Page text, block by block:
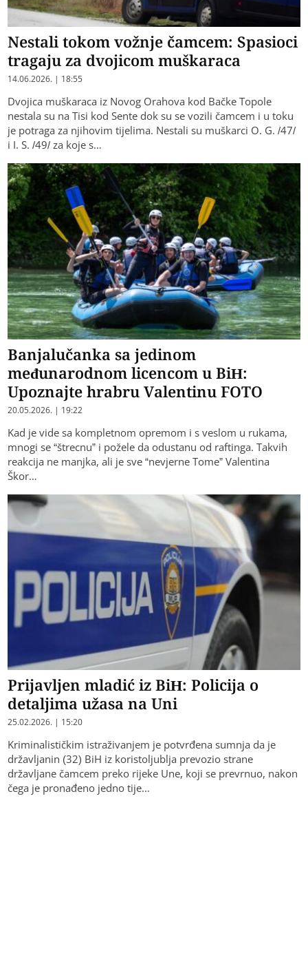
Nestali tokom vožnje čamcem: Spasioci
tragaju za dvojicom muškaraca
14.06.2026. | 18:55
Dvojica muškaraca iz Novog Orahova kod Bačke Topole
nestala su na Tisi kod Sente dok su se vozili čamcem i u toku
je potraga za njihovim tijelima. Nestali su muškarci O. G. /47/
i I. S. /49/ za koje s…
Banjalučanka sa jedinom
međunarodnom licencom u BiH:
Upoznajte hrabru Valentinu FOTO
20.05.2026. | 19:22
Kad je vide sa kompletnom opremom i s veslom u rukama,
mnogi se “štrecnu” i požele da odustanu od raftinga. Takvih
reakcija ne manjka, ali je sve “nevjerne Tome” Valentina
Škor…
Prijavljen mladić iz BiH: Policija o
detaljima užasa na Uni
25.02.2026. | 15:20
Kriminalističkim istraživanjem je potvrđena sumnja da je
državljanin (32) BiH iz koristoljublja prevozio strane
državljane čamcem preko rijeke Une, koji se prevrnuo, nakon
čega je pronađeno jedno tije…